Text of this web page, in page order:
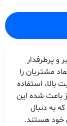
و پرطرفدار
مشتریان را
استفاده
باعث شده این
به دنبال
خود هستند.